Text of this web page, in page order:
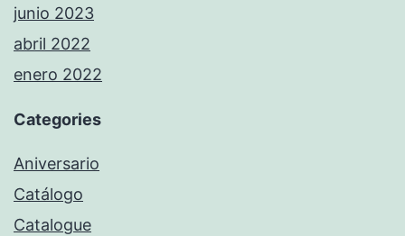
junio 2023
abril 2022
enero 2022
Categories
Aniversario
Catálogo
Catalogue